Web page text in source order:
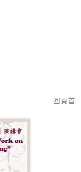
回頁首